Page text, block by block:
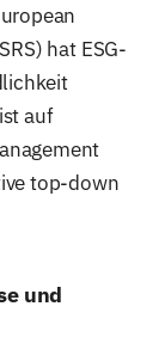
hat ESG-
auf
top-down
und